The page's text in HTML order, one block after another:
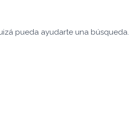
pueda ayudarte una búsqueda.